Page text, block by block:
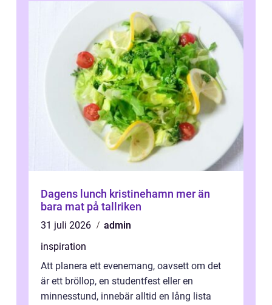
Dagens lunch kristinehamn mer än
bara mat på tallriken
31 juli 2026
admin
inspiration
Att planera ett evenemang, oavsett om det
är ett bröllop, en studentfest eller en
minnesstund, innebär alltid en lång lista